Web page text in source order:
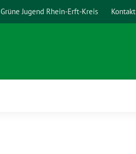
Grüne Jugend Rhein-Erft-Kreis Kontakt